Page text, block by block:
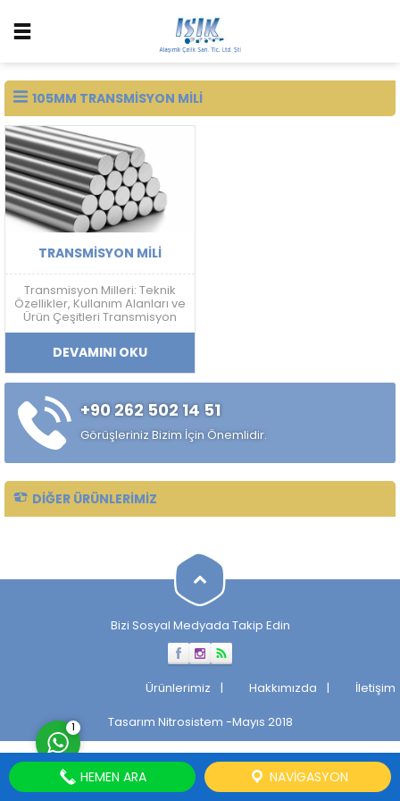
105MM TRANSMISYON MILI
TRANSMISYON MILI
Transmisyon Milleri: Teknik
Özellikler, Kullanım Alanları ve
Ürün Çeşitleri Transmisyon
Mili Nedir? Transmisyon mili;
mekanik güç aktarımı,
doğrusal hareket sistemleri
ve makine ekipmanlarında
kullanılan, yüksek ölçü
hassasiyetine sahip soğuk
çekilmiş çelik mil ürünüdür.
Standart sıcak haddelenmiş
çeliklere kıyasla daha
DEVAMINI OKU
+90 262 502 14 51
Görüşleriniz Bizim İçin Önemlidir.
DIĞER ÜRÜNLERIMIZ
Bizi Sosyal Medyada Takip Edin
Ürünlerimiz Hakkımızda
İletişim
Tasarım Nitrosistem -Mayıs 2018
Cevap Yaz
1
HEMEN ARA NAVIGASYON